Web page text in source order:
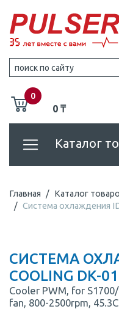
0
0 ₸
Каталог
Главная Каталог
Система охлаждения
СИСТЕМА
COOLING DK-01
Cooler PWM, for
fan, 800-2500rpm,